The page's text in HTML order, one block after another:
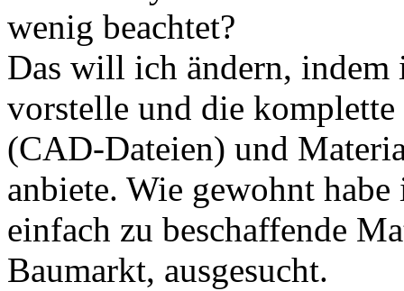
wenig beachtet?
Das will ich ändern,
vorstelle und die
(CAD-Dateien) und
anbiete. Wie gewohnt
einfach zu beschaffende
Baumarkt, ausgesucht.